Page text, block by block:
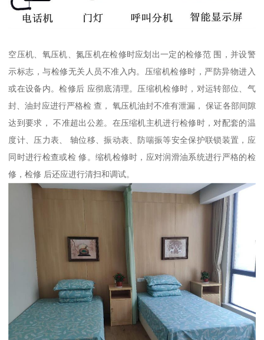
空压机、氧压机、氮压机在检修时应划出一定的检修范 围，并设警
示标志，与检修无关人员不准入内。压缩机检修时，严防异物进入
或在设备内。检修后 应彻底清理。压缩机检修时，对运转部位、气
封、油封应进行严格检 查， 氧压机油封不准有泄漏， 保证各部间隙
达到要求， 不准超出公差。在压缩机主机进行检修时，对配套的温
度计、压力表、 轴位移、振动表、防喘振等安全保护联锁装置，应
同时进行检查或检 修。缩机检修时，应对润滑油系统进行严格的检
修，检修 后还应进行清扫和调试。